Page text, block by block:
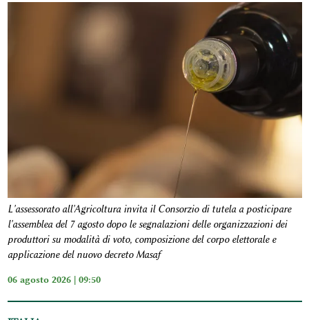
L'assessorato all'Agricoltura invita il Consorzio di tutela a posticipare
l'assemblea del 7 agosto dopo le segnalazioni delle organizzazioni dei
produttori su modalità di voto, composizione del corpo elettorale e
applicazione del nuovo decreto Masaf
06 agosto 2026 | 09:50